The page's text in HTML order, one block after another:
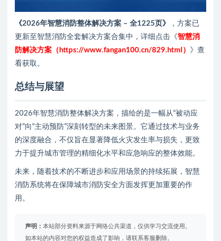
《2026年智慧消防整体解决方案 – 全1225页》
，方案已
更新至智慧消防全套解决方案合集中，详细点击《智慧消
防解决方案（https://www.fangan100.cn/829.html）
》查
看获取。
总结与展望
2026年智慧消防整体解决方案，描绘的是一幅从“被动应
对”向“主动预防”深刻转型的未来图景。它通过技术与业务
的深度融合，不仅旨在显著降低火灾发生率与损失，更致
力于提升城市管理的精细化水平和应急响应的整体效能。
未来，随着技术的不断进步和应用场景的持续拓展，智慧
消防系统将在保障城市消防安全方面发挥更加重要的作
用。
声明： 本站部分资料来源于网络公共渠道，仅供学习交流使用。
如本站的内容对您的权益造成了影响，请联系客服删除。